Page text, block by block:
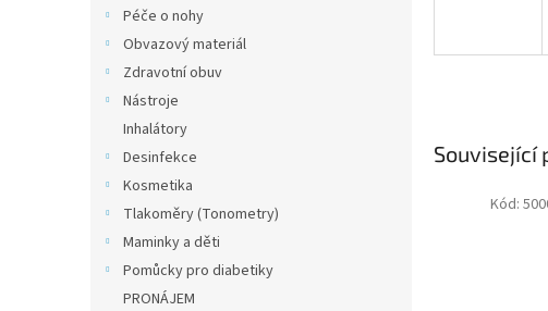
Péče o nohy
Obvazový materiál
Zdravotní obuv
Nástroje
Inhalátory
Desinfekce
Kosmetika
Tlakoměry (Tonometry)
Maminky a děti
Pomůcky pro diabetiky
PRONÁJEM
Související
Kód: